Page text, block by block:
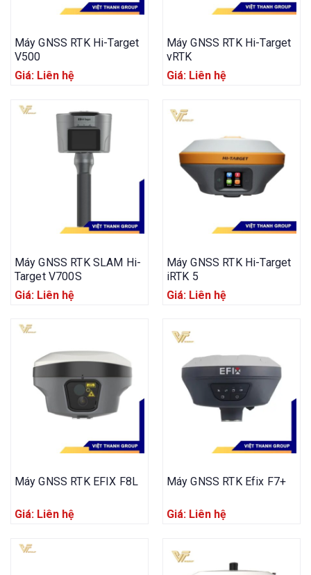
Máy GNSS RTK Hi-Target
V500
Giá: Liên hệ
Máy GNSS RTK Hi-Target
vRTK
Giá: Liên hệ
Máy GNSS RTK SLAM Hi-
Target V700S
Giá: Liên hệ
Máy GNSS RTK Hi-Target
iRTK 5
Giá: Liên hệ
Máy GNSS RTK EFIX F8L
Giá: Liên hệ
Máy GNSS RTK Efix F7+
Giá: Liên hệ